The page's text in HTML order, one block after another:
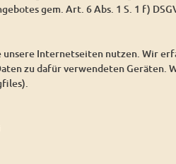
gem. Art. 6 Abs. 1 S. 1 f)
Internetseiten nutzen. Wir
zu dafür verwendeten Geräten.